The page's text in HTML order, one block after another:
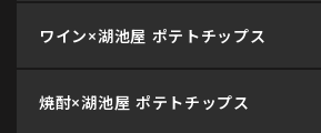
ワイン×湖池屋 ポテトチップス
焼酎×湖池屋 ポテトチップス